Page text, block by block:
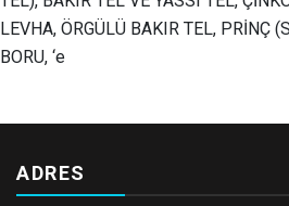
LEVHA, ÖRGÜLÜ BAKIR TEL, PRİNÇ
BORU, ‘e
ADRES